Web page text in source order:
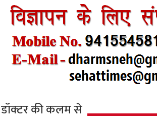
डॉक्टर की कलम से